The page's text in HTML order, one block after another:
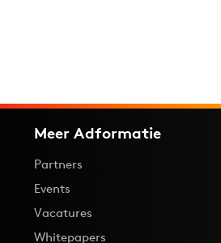
Meer Adformatie
Partners
Events
Vacatures
Whitepapers